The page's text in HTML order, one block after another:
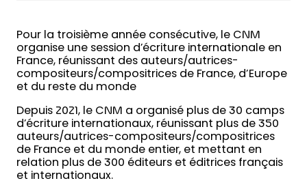
Pour la troisième année consécutive, le CNM
organise une session d’écriture internationale en
France, réunissant des auteurs/autrices-
compositeurs/compositrices de France, d’Europe
et du reste du monde
Depuis 2021, le CNM a organisé plus de 30 camps
d’écriture internationaux, réunissant plus de 350
auteurs/autrices-compositeurs/compositrices
de France et du monde entier, et mettant en
relation plus de 300 éditeurs et éditrices français
et internationaux.